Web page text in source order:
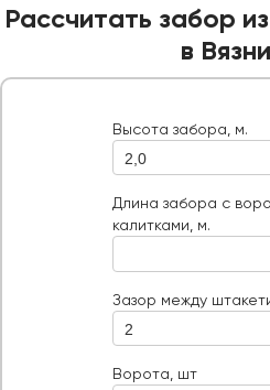
Рассчитать забор
в
Высота забора, м.
2,0
Длина забора с
калитками, м.
Зазор между
2
Ворота, шт
Длина забора с воротами и